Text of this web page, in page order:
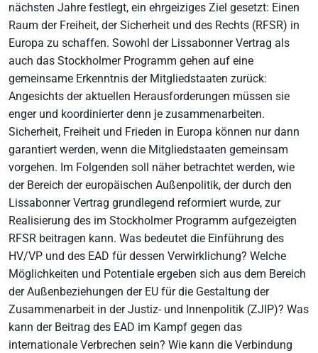
nächsten Jahre festlegt, ein ehrgeiziges Ziel gesetzt: Einen
Raum der Freiheit, der Sicherheit und des Rechts (RFSR) in
Europa zu schaffen. Sowohl der Lissabonner Vertrag als
auch das Stockholmer Programm gehen auf eine
gemeinsame Erkenntnis der Mitgliedstaaten zurück:
Angesichts der aktuellen Herausforderungen müssen sie
enger und koordinierter denn je zusammenarbeiten.
Sicherheit, Freiheit und Frieden in Europa können nur dann
garantiert werden, wenn die Mitgliedstaaten gemeinsam
vorgehen. Im Folgenden soll näher betrachtet werden, wie
der Bereich der europäischen Außenpolitik, der durch den
Lissabonner Vertrag grundlegend reformiert wurde, zur
Realisierung des im Stockholmer Programm aufgezeigten
RFSR beitragen kann. Was bedeutet die Einführung des
HV/VP und des EAD für dessen Verwirklichung? Welche
Möglichkeiten und Potentiale ergeben sich aus dem Bereich
der Außenbeziehungen der EU für die Gestaltung der
Zusammenarbeit in der Justiz- und Innenpolitik (ZJIP)? Was
kann der Beitrag des EAD im Kampf gegen das
internationale Verbrechen sein? Wie kann die Verbindung